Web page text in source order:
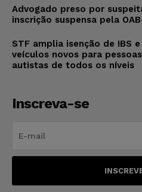
Advogado preso por
inscrição suspensa pela
STF amplia isenção de IBS
veículos novos para
autistas de todos os níveis
Inscreva-se